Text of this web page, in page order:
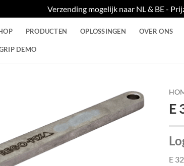
Verzending mogelijk naar NL & BE -
PRODUCTEN OPLOSSINGEN OVER ONS
DEMO
E
E